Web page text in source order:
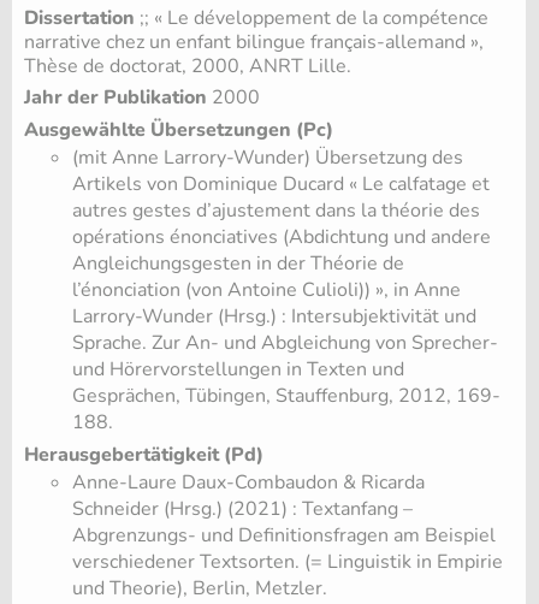
Dissertation ;; « Le développement de la compétence
narrative chez un enfant bilingue français-allemand »,
Thèse de doctorat, 2000, ANRT Lille.
Jahr der Publikation 2000
Ausgewählte Übersetzungen (Pc)
(mit Anne Larrory-Wunder) Übersetzung des
Artikels von Dominique Ducard « Le calfatage et
autres gestes d’ajustement dans la théorie des
opérations énonciatives (Abdichtung und andere
Angleichungsgesten in der Théorie de
l’énonciation (von Antoine Culioli)) », in Anne
Larrory-Wunder (Hrsg.) : Intersubjektivität und
Sprache. Zur An- und Abgleichung von Sprecher-
und Hörervorstellungen in Texten und
Gesprächen, Tübingen, Stauffenburg, 2012, 169-
188.
Herausgebertätigkeit (Pd)
Anne-Laure Daux-Combaudon & Ricarda
Schneider (Hrsg.) (2021) : Textanfang –
Abgrenzungs- und Definitionsfragen am Beispiel
verschiedener Textsorten. (= Linguistik in Empirie
und Theorie), Berlin, Metzler.